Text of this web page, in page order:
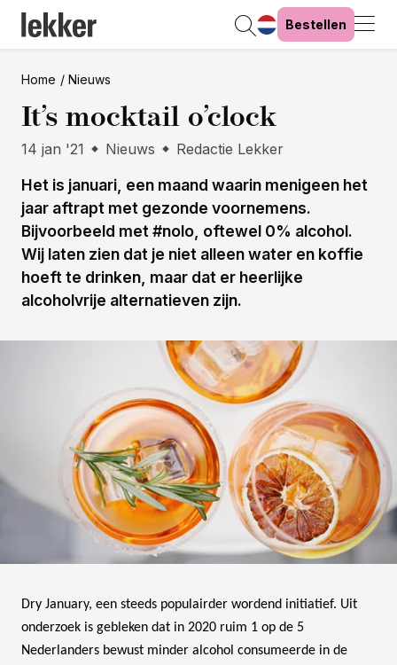
Bestellen
Home Nieuws
It’s mocktail o’clock
14 jan '21 Nieuws Redactie Lekker
Het is januari, een maand waarin menigeen het
jaar aftrapt met gezonde voornemens.
Bijvoorbeeld met #nolo, oftewel 0% alcohol.
Wij laten zien dat je niet alleen water en koffie
hoeft te drinken, maar dat er heerlijke
alcoholvrije alternatieven zijn.
Dry January, een steeds populairder wordend initiatief. Uit
onderzoek is gebleken dat in 2020 ruim 1 op de 5
Nederlanders bewust minder alcohol consumeerde in de